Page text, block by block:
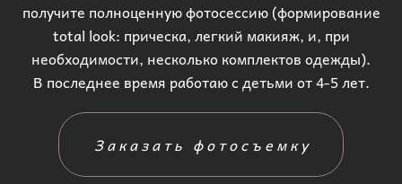
получите полноценную фотосессию (формирование
total look: прическа, легкий макияж, и, при
необходимости, несколько комплектов одежды).
В последнее время работаю с детьми от 4-5 лет.
Заказать фотосъемку